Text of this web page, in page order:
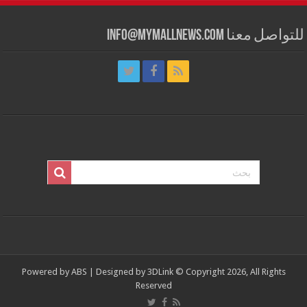
للتواصل معنا info@mymallnews.com
Powered by ABS | Designed by 3DLink© Copyright 2026, All Rights
Reserved